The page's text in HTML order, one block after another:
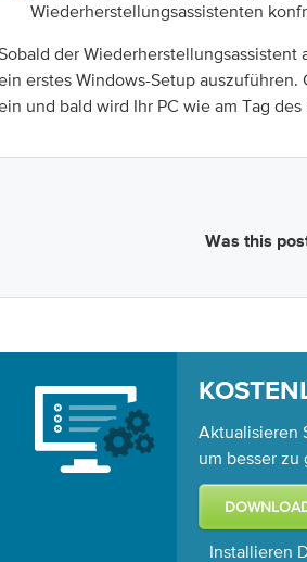
Wiederherstellungsassistenten
der
erstes Windows-Setup
und bald wird Ihr PC wie am Tag des
Was this
Aktualisieren
um besser
Installieren